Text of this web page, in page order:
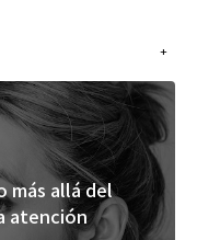
+
más allá del
atención